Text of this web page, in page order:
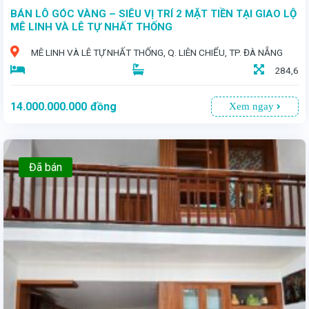
BÁN LÔ GÓC VÀNG – SIÊU VỊ TRÍ 2 MẶT TIỀN TẠI GIAO LỘ
MÊ LINH VÀ LÊ TỰ NHẤT THỐNG
MÊ LINH VÀ LÊ TỰ NHẤT THỐNG, Q. LIÊN CHIỂU, TP. ĐÀ NẴNG
284,6
14.000.000.000 đồng Xem ngay
Đã bán